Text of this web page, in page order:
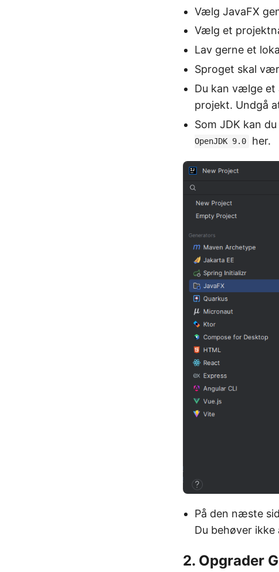
Vælg JavaFX
Vælg et
Lav gerne et
Sproget skal
Du kan vælge et
projekt. Undgå
Som JDK kan
OpenJDK 9.0
her.
På den næste
Du behøver
2. Opgrader